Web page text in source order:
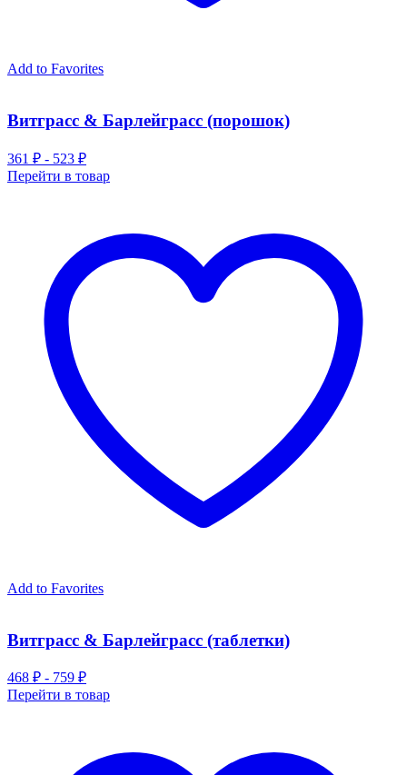
Add to Favorites
Витграсс & Барлейграсс (порошок)
361 ₽ - 523 ₽
Перейти в товар
Add to Favorites
Витграсс & Барлейграсс (таблетки)
468 ₽ - 759 ₽
Перейти в товар